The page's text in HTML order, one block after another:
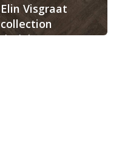
Elin Visgraat
collection
dark brown